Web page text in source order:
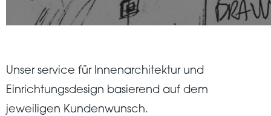
Unser service für Innenarchitektur und
Einrichtungsdesign basierend auf dem
jeweiligen Kundenwunsch.